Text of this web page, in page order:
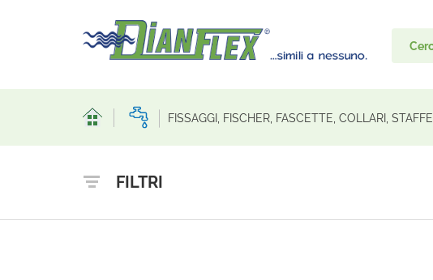
FISSAGGI, FISCHER, FASCETTE, COLLARI, STAFFE
FILTRI